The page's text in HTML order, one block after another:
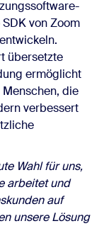
von Zoom
übersetzte
ermöglicht
die
verbessert
Wahl für uns,
arbeitet und
auf
unsere Lösung